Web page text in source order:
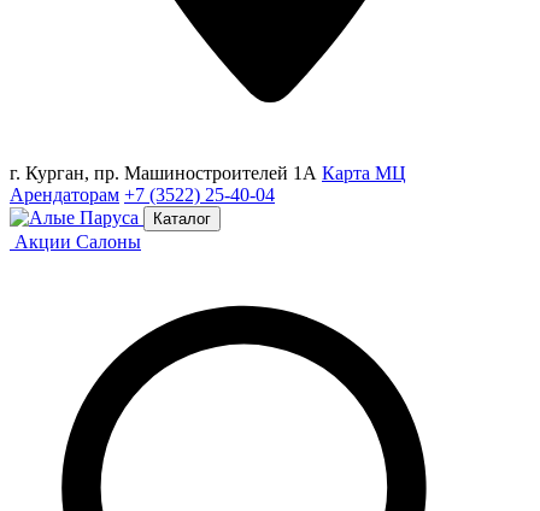
г. Курган, пр. Машиностроителей 1А Карта МЦ
Арендаторам +7 (3522) 25-40-04
Каталог
Акции Салоны